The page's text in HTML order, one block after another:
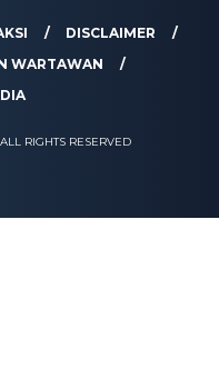
DISCLAIMER
WARTAWAN
RIGHTS RESERVED